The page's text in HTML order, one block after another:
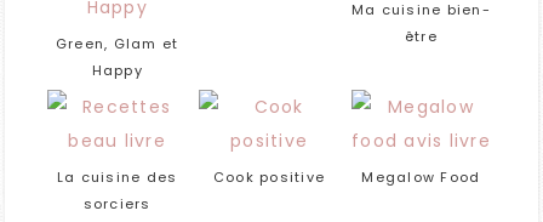
Green, Glam et
Happy
Ma cuisine bien-
être
La cuisine des
sorciers
Cook positive Megalow Food